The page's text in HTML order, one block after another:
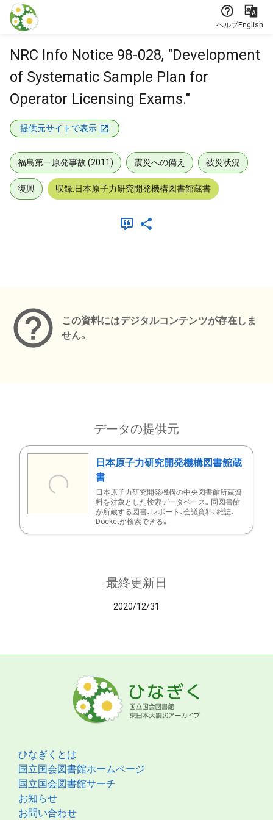
本文に飛ぶ
ヘルプEnglish
NRC Info Notice 98-028, "Development
of Systematic Sample Plan for
Operator Licensing Exams."
提供元サイトで表示
福島第一原発事故 (2011) 震災への備え 被災状況
復興 収録:日本原子力研究開発機構図書館蔵書
この資料にはデジタルコンテンツが存在しま
せん。
データの提供元
日本原子力研究開発機構図書館蔵
書
日本原子力研究開発機構の中央図書館所蔵資
料を対象とした検索データベース。同図書館
が所蔵する図書、レポート、会議資料、雑誌、
Docketが検索できる。
最終更新日
2020/12/31
ひなぎくとは
国立国会図書館ホームページ
国立国会図書館サーチ
お知らせ
お問い合わせ